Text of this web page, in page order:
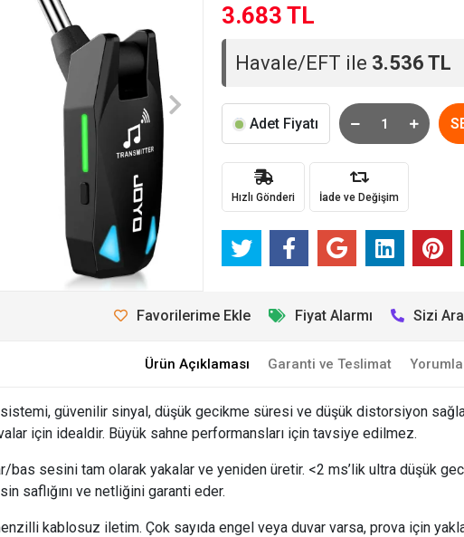
3.683 TL
Havale/EFT ile 3.536 TL
Adet Fiyatı
Hızlı Gönderi İade ve Değişim
Favorilerime Ekle Fiyat Alarmı Sizi
Ürün Açıklaması Garanti ve Teslimat
güvenilir sinyal, düşük gecikme süresi ve düşük distorsiyon
için idealdir. Büyük sahne performansları için tavsiye edilmez.
sesini tam olarak yakalar ve yeniden üretir. <2 ms’lik ultra düşük
saflığını ve netliğini garanti eder.
kablosuz iletim. Çok sayıda engel veya duvar varsa, prova için